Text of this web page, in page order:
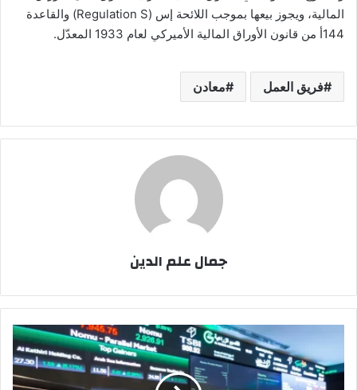
المالية، ويجوز بيعها بموجب اللائحة إس (Regulation S) والقاعدة
144أ من قانون الأوراق المالية الأميركي لعام 1933 المعدّل.
فريق العمل معادن
جمال علم الدين
تواصل
انتعاشها